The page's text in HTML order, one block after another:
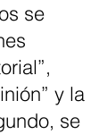
se
y la
se